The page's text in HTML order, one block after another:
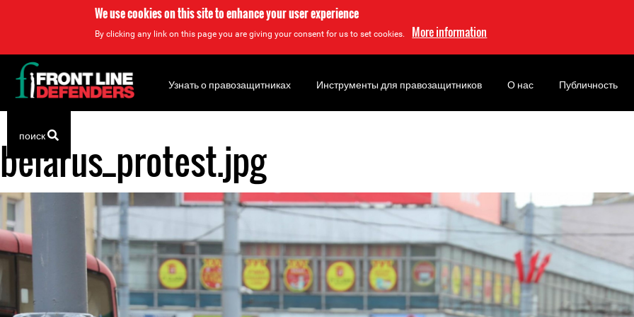
We use cookies on this site to enhance your user experience
By clicking any link on this page you are giving your consent for us to set cookies. More information
Back
to
top
belarus_protest.jpg
Back
to
top
Узнать о правозащитниках Инструменты для правозащитников О нас Публичность
поиск